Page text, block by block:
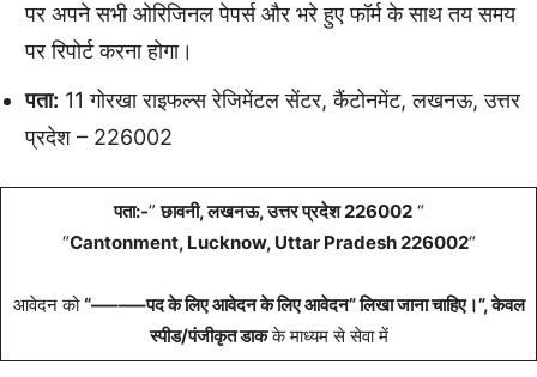
पर अपने सभी ओरिजिनल पेपर्स और भरे हुए फॉर्म के साथ तय समय
पर रिपोर्ट करना होगा।
पता: 11 गोरखा राइफल्स रेजिमेंटल सेंटर, कैंटोनमेंट, लखनऊ, उत्तर
प्रदेश – 226002
पता:-”छावनी, लखनऊ, उत्तर प्रदेश 226002“
“Cantonment, Lucknow, Uttar Pradesh 226002“
आवेदन को“—–—–पद के लिए आवेदन के लिए आवेदन” लिखा जाना चाहिए।”, केवल
स्पीड/पंजीकृत डाकके माध्यम से सेवा में